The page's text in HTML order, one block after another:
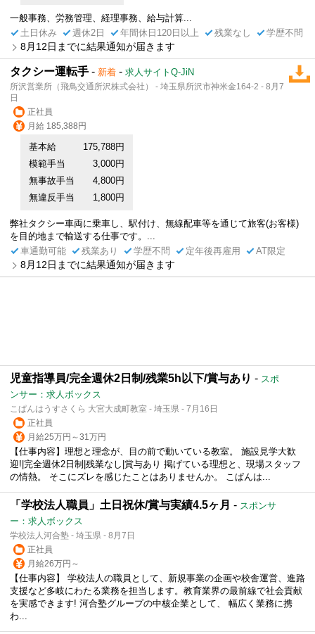
一般事務、労務管理、経理事務、給与計算...
土日休み
週休2日 年間休日120日以上 残業なし 学歴不問
8月12日までに結果通知が届きます
タクシー運転手 - 新着 - 求人サイトQ-JiN
所沢営業所（飛鳥交通所沢株式会社） - 埼玉県所沢市神米金164-2 - 8月7
日
正社員
月給 185,388円
基本給
175,788円
模範手当
3,000円
無事故手当
4,800円
無違反手当
1,800円
弊社タクシー車両に乗車し、駅付け、無線配車等を通じて旅客(お客様)
を目的地まで輸送する仕事です。...
車通勤可能
残業あり 学歴不問 定年後再雇用 AT限定
8月12日までに結果通知が届きます
児童指導員/完全週休2日制/残業5h以下/賞与あり - スポ
ンサー：求人ボックス
こぱんはうすさくら 大宮大成町教室 - 埼玉県 - 7月16日
正社員
月給25万円～31万円
【仕事内容】理想と理念が、目の前で動いている教室。 施設見学大歓
迎!|完全週休2日制|残業なし|賞与あり 掲げている理想と、現場スタッフ
の情熱。 そこにズレを感じたことはありませんか。 こぱんは...
「学校法人職員」土日祝休/賞与実績4.5ヶ月 - スポンサ
ー：求人ボックス
学校法人河合塾 - 埼玉県 - 8月7日
正社員
月給26万円～
【仕事内容】 学校法人の職員として、新規事業の企画や校舎運営、進路
支援など多岐にわたる業務を担当します。教育業界の最前線で社会貢献
を実感できます! 河合塾グループの中核企業として、 幅広く業務に携
わ...